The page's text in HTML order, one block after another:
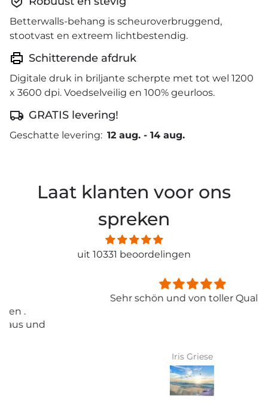
Betterwalls-behang is scheuroverbruggend,
stootvast en extreem lichtbestendig.
Schitterende afdruk
Digitale druk in briljante scherpte met tot wel 1200
x 3600 dpi. Voedselveilig en 100% geurloos.
GRATIS levering!
Geschatte levering: 12 aug. - 14 aug.
Laat klanten voor ons
spreken
uit 10331 beoordelingen
Sehr schön und von toller Qualität